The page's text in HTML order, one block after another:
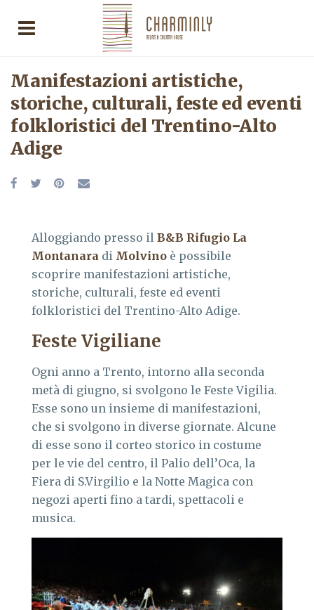
Manifestazioni artistiche,
storiche, culturali, feste ed eventi
folkloristici del Trentino-Alto
Adige
Alloggiando presso il B&B Rifugio La
Montanara di Molvino è possibile
scoprire manifestazioni artistiche,
storiche, culturali, feste ed eventi
folkloristici del Trentino-Alto Adige.
Feste Vigiliane
Ogni anno a Trento, intorno alla seconda
metà di giugno, si svolgono le Feste Vigilia.
Esse sono un insieme di manifestazioni,
che si svolgono in diverse giornate. Alcune
di esse sono il corteo storico in costume
per le vie del centro, il Palio dell’Oca, la
Fiera di S.Virgilio e la Notte Magica con
negozi aperti fino a tardi, spettacoli e
musica.